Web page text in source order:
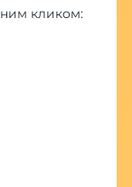
кликом: